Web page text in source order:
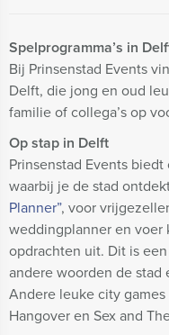
Spelprogramma’s in
Bij Prinsenstad Events
Delft, die jong en oud
familie of collega’s op
Op stap in Delft
Prinsenstad Events biedt
waarbij je de stad
Planner”, voor
weddingplanner en voer
opdrachten uit. Dit is
andere woorden de
Andere leuke city
Hangover en Sex and